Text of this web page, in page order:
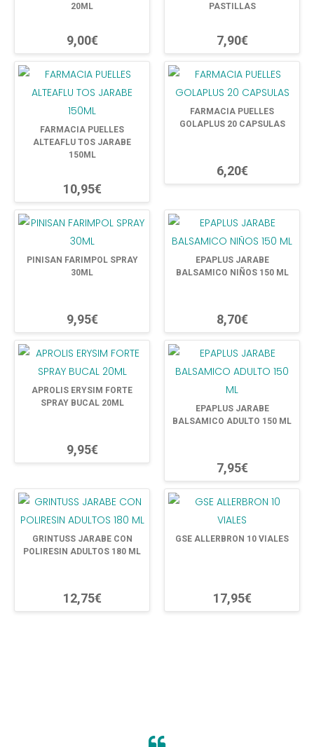
20ML
9,00€
PASTILLAS
7,90€
FARMACIA PUELLES
ALTEAFLU TOS JARABE
150ML
10,95€
FARMACIA PUELLES
GOLAPLUS 20 CAPSULAS
6,20€
PINISAN FARIMPOL SPRAY
30ML
9,95€
EPAPLUS JARABE
BALSAMICO NIÑOS 150 ML
8,70€
APROLIS ERYSIM FORTE
SPRAY BUCAL 20ML
9,95€
EPAPLUS JARABE
BALSAMICO ADULTO 150 ML
7,95€
GRINTUSS JARABE CON
POLIRESIN ADULTOS 180 ML
12,75€
GSE ALLERBRON 10 VIALES
17,95€